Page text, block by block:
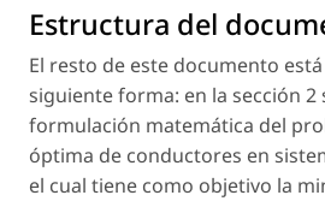
Estructura del
El resto de este documento
siguiente forma: en la sección 2
formulación matemática del
óptima de conductores en
el cual tiene como objetivo la